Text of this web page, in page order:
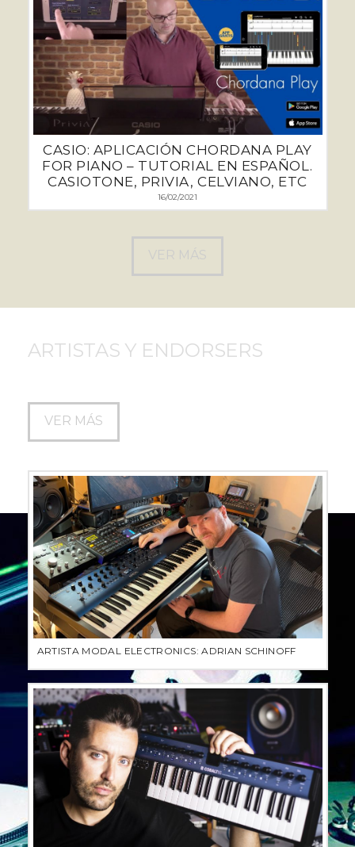
CASIO: APLICACIÓN CHORDANA PLAY
FOR PIANO – TUTORIAL EN ESPAÑOL.
CASIOTONE, PRIVIA, CELVIANO, ETC
16/02/2021
VER MÁS
ARTISTAS Y ENDORSERS
VER MÁS
ARTISTA MODAL ELECTRONICS: ADRIAN SCHINOFF